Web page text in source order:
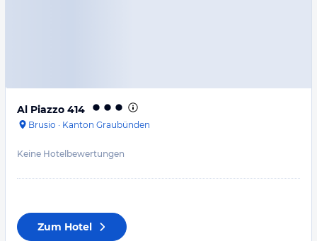
Al Piazzo 414
Brusio · Kanton Graubünden
Keine Hotelbewertungen
Zum Hotel